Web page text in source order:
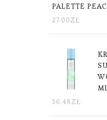
PALETTE
27.00ZŁ
36.48ZŁ